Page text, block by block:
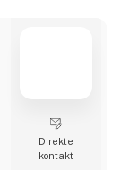
Direkte
kontakt